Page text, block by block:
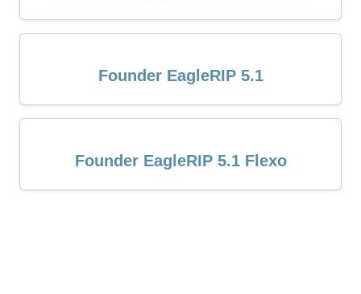
Founder EagleRIP 5.1
Founder EagleRIP 5.1 Flexo